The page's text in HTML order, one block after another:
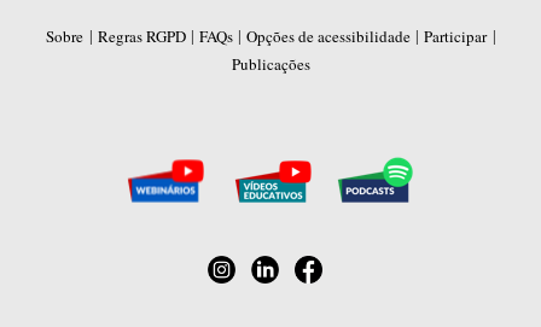
Sobre | Regras RGPD| FAQs| Opções de acessibilidade| Participar|
Publicações